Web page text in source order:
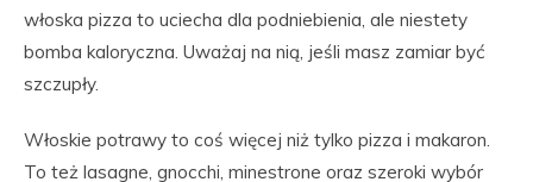
włoska pizza to uciecha dla podniebienia, ale niestety
bomba kaloryczna. Uważaj na nią, jeśli masz zamiar być
szczupły.
Włoskie potrawy to coś więcej niż tylko pizza i makaron.
To też lasagne, gnocchi, minestrone oraz szeroki wybór